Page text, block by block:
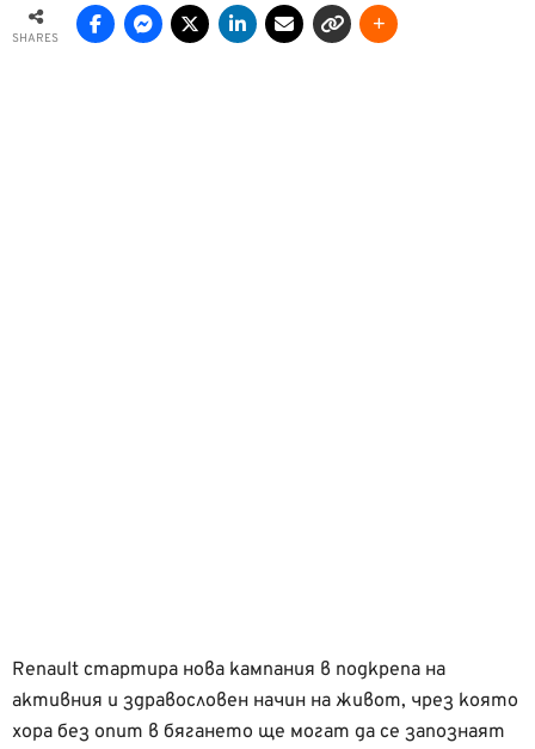
SHARES
Renault стартира нова кампания в подкрепа на
активния и здравословен начин на живот, чрез която
хора без опит в бягането ще могат да се запознаят